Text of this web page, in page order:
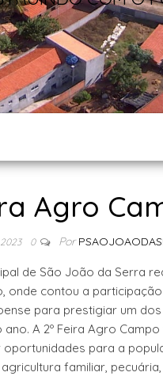
Agro
0 Por
de São João da Serra
onde contou a
para prestigiar um
A 2º Feira Agro Campo
oportunidades para a
familiar, pecuária,